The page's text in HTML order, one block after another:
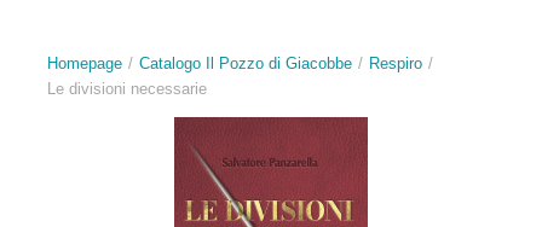
Homepage Catalogo Il Pozzo di Giacobbe
Respiro
Le divisioni necessarie